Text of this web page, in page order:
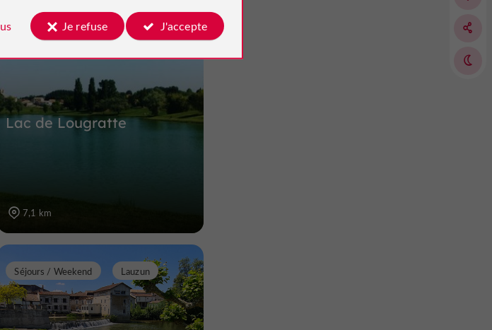
Abbayes, Églises, Prieurés à Lauzun
Lac de Lougratte
Détente Lougratte
7,1 km
Séjours / Weekend Lauzun
Je refuse J'accepte